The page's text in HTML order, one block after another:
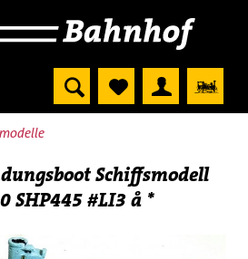
Schiffsmodell
SHP445 #LI3 å *